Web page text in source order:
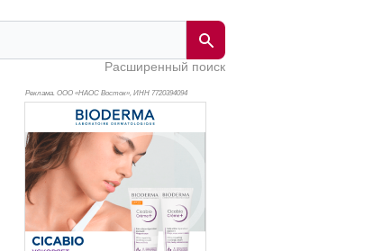
Расширенный поиск
Реклама. ООО «НАОС Восток», ИНН 7720394094